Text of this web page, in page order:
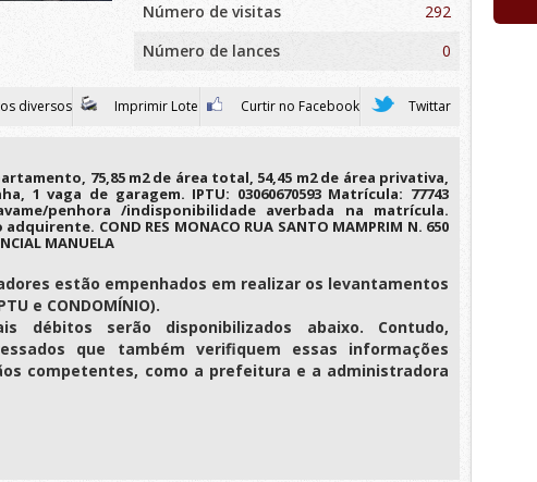
Número de visitas
292
Número de lances
0
diversos Imprimir Lote Curtir no Facebook Twittar
75,85 m2 de área total, 54,45 m2 de área privativa,
1 vaga de garagem. IPTU: 03060670593 Matrícula: 77743
penhora /indisponibilidade averbada na matrícula.
COND RES MONACO RUA SANTO MAMPRIM N. 650
MANUELA
estão empenhados em realizar os levantamentos
e CONDOMÍNIO).
débitos serão disponibilizados abaixo. Contudo,
que também verifiquem essas informações
competentes, como a prefeitura e a administradora